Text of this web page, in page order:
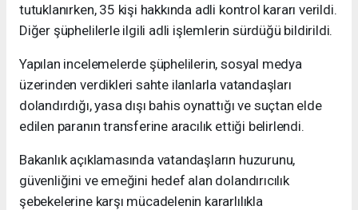
tutuklanırken, 35 kişi hakkında adli kontrol kararı verildi.
Diğer şüphelilerle ilgili adli işlemlerin sürdüğü bildirildi.
Yapılan incelemelerde şüphelilerin, sosyal medya
üzerinden verdikleri sahte ilanlarla vatandaşları
dolandırdığı, yasa dışı bahis oynattığı ve suçtan elde
edilen paranın transferine aracılık ettiği belirlendi.
Bakanlık açıklamasında vatandaşların huzurunu,
güvenliğini ve emeğini hedef alan dolandırıcılık
şebekelerine karşı mücadelenin kararlılıkla